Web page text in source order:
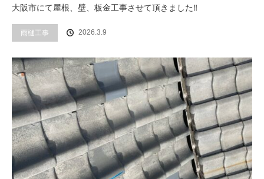
大阪市にて屋根、壁、板金工事させて頂きました‼︎
雨樋工事 2026.3.9